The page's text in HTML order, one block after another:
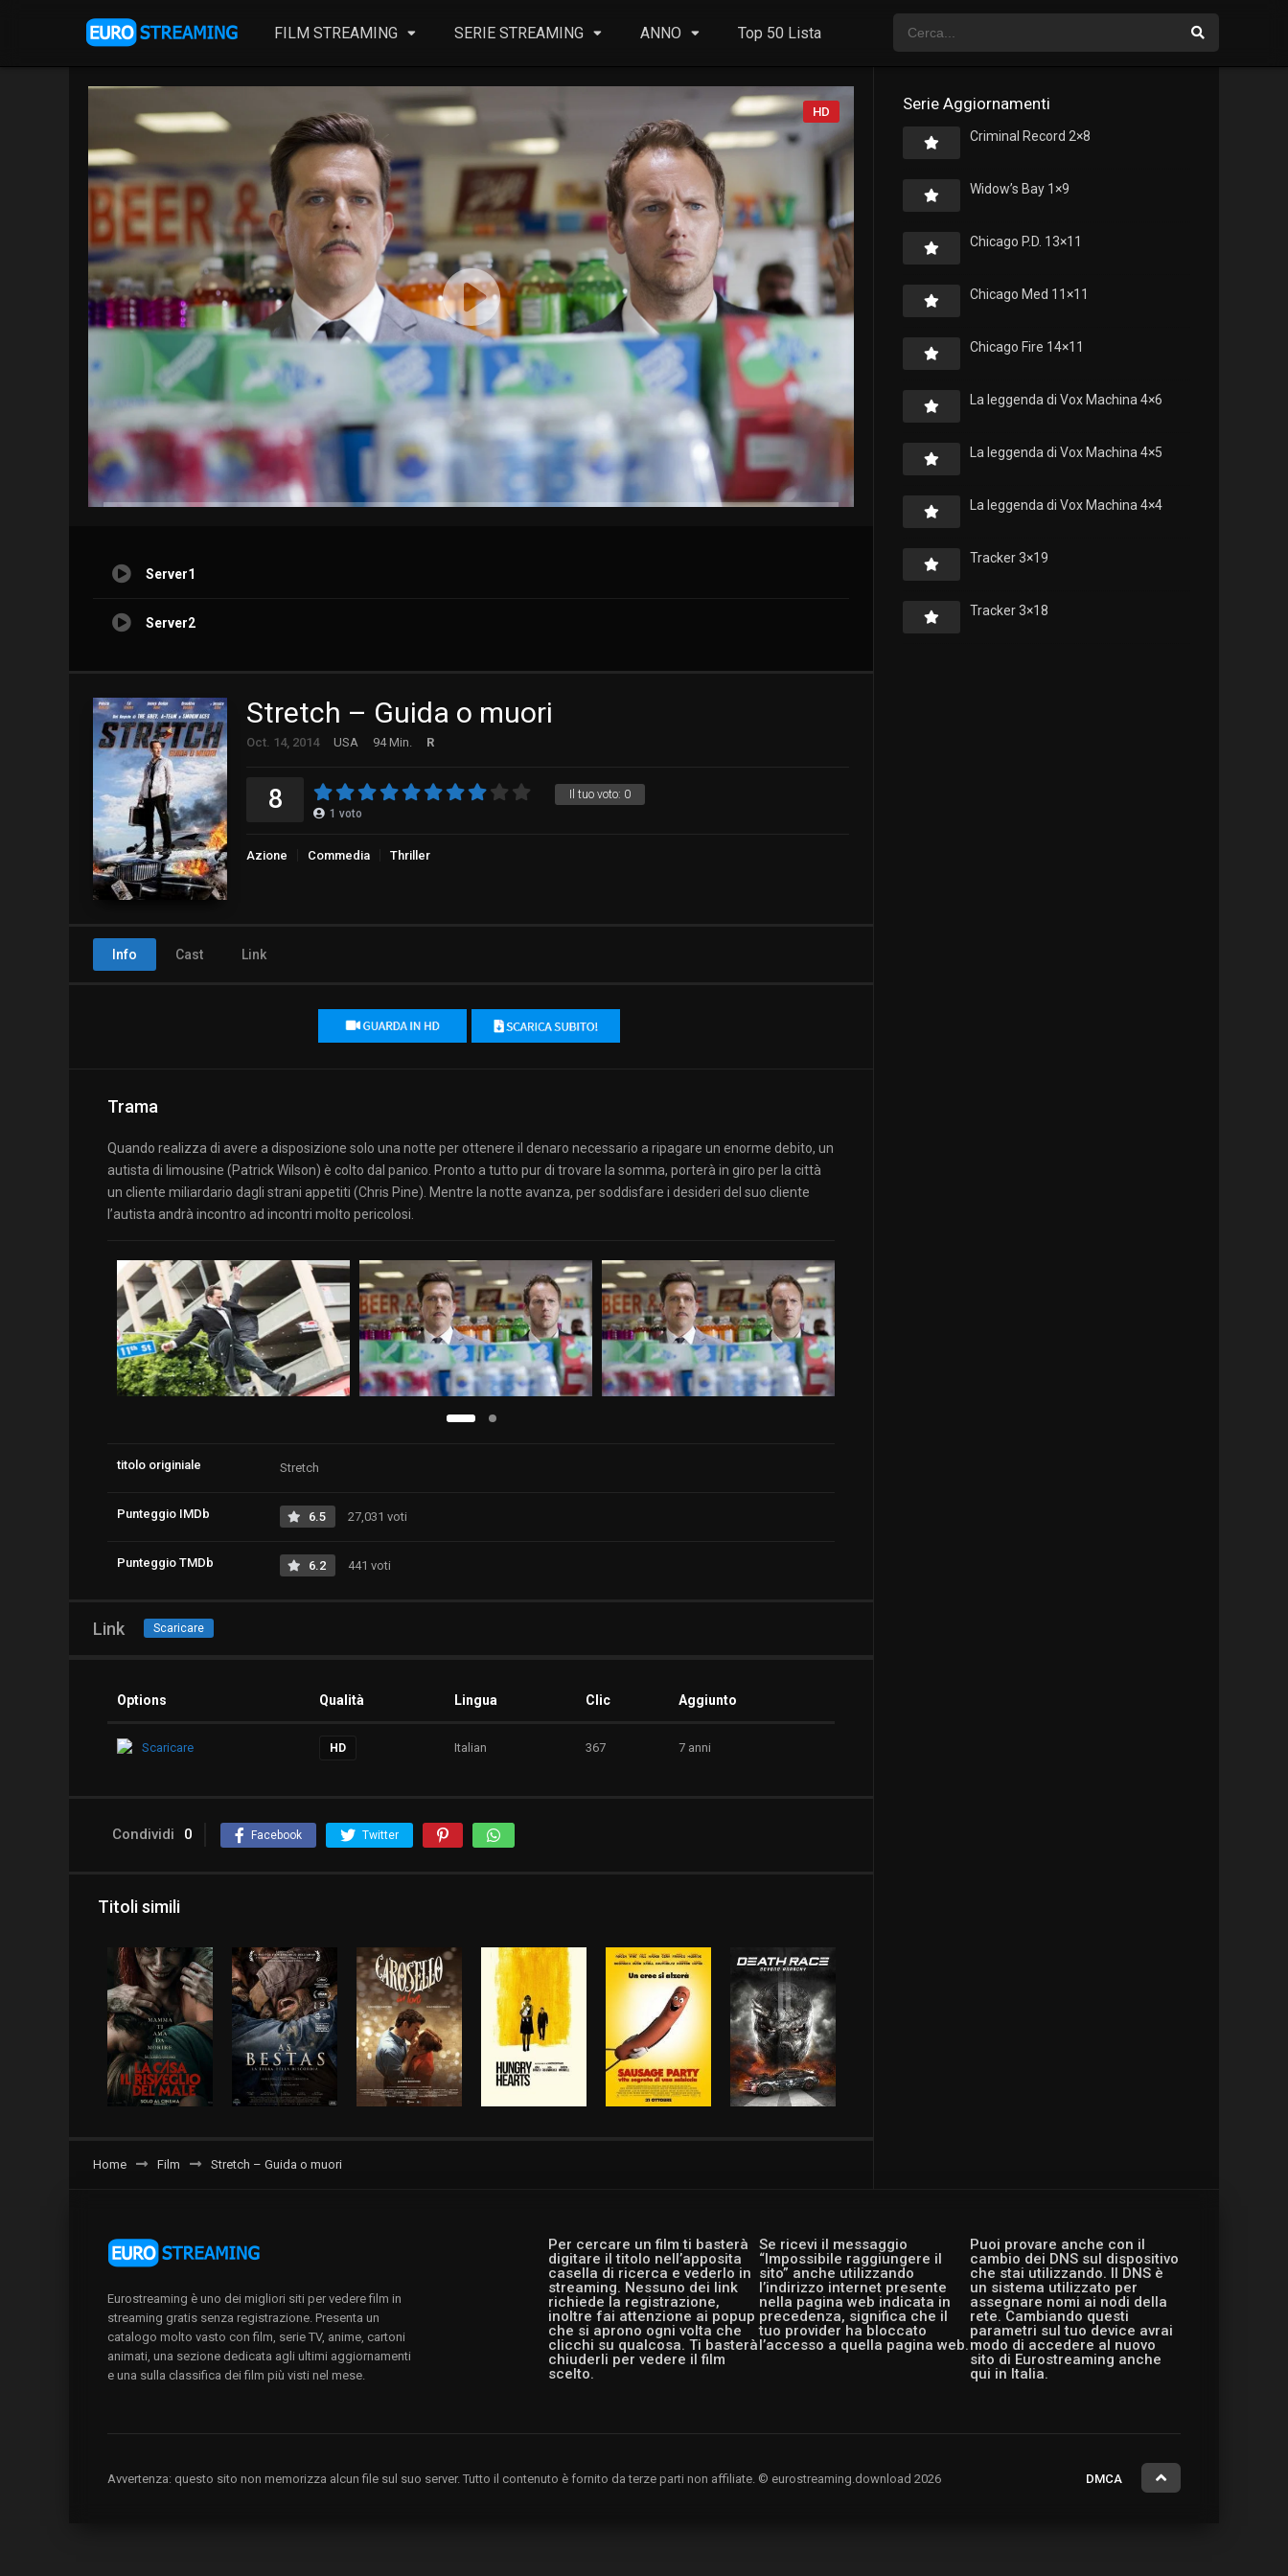
FILM STREAMING SERIE STREAMING ANNO Top 50 Lista
HD
Server1
Server2
Stretch – Guida o muori
Oct. 14, 2014 USA 94 Min. R
Il tuo voto: 0
8 1 voto
Azione Commedia Thriller
Info Cast Link
Trama
Quando realizza di avere a disposizione solo una notte per ottenere il denaro necessario a ripagare un enorme debito, un
autista di limousine (Patrick Wilson) è colto dal panico. Pronto a tutto pur di trovare la somma, porterà in giro per la città
un cliente miliardario dagli strani appetiti (Chris Pine). Mentre la notte avanza, per soddisfare i desideri del suo cliente
l’autista andrà incontro ad incontri molto pericolosi.
titolo originiale Stretch
Punteggio IMDb 6.5 27,031 voti
Punteggio TMDb 6.2 441 voti
Link Scaricare
Options Qualità Lingua Clic Aggiunto
Scaricare HD Italian 367 7 anni
Condividi 0 Facebook Twitter
Titoli simili
Home Film Stretch – Guida o muori
Serie Aggiornamenti
Criminal Record 2×8
Widow’s Bay 1×9
Chicago P.D. 13×11
Chicago Med 11×11
Chicago Fire 14×11
La leggenda di Vox Machina 4×6
La leggenda di Vox Machina 4×5
La leggenda di Vox Machina 4×4
Tracker 3×19
Tracker 3×18
Per cercare un film ti basterà
digitare il titolo nell’apposita
casella di ricerca e vederlo in
streaming. Nessuno dei link
richiede la registrazione,
inoltre fai attenzione ai popup
che si aprono ogni volta che
clicchi su qualcosa. Ti basterà
chiuderli per vedere il film
scelto.
Se ricevi il messaggio
“Impossibile raggiungere il
sito” anche utilizzando
l’indirizzo internet presente
nella pagina web indicata in
precedenza, significa che il
tuo provider ha bloccato
l’accesso a quella pagina web.
Puoi provare anche con il
cambio dei DNS sul dispositivo
che stai utilizzando. Il DNS è
un sistema utilizzato per
assegnare nomi ai nodi della
rete. Cambiando questi
parametri sul tuo device avrai
modo di accedere al nuovo
sito di Eurostreaming anche
qui in Italia.
Eurostreaming è uno dei migliori siti per vedere film in
streaming gratis senza registrazione. Presenta un
catalogo molto vasto con film, serie TV, anime, cartoni
animati, una sezione dedicata agli ultimi aggiornamenti
e una sulla classifica dei film più visti nel mese.
Avvertenza: questo sito non memorizza alcun file sul suo server. Tutto il contenuto è fornito da terze parti non affiliate. © eurostreaming.download 2026 DMCA